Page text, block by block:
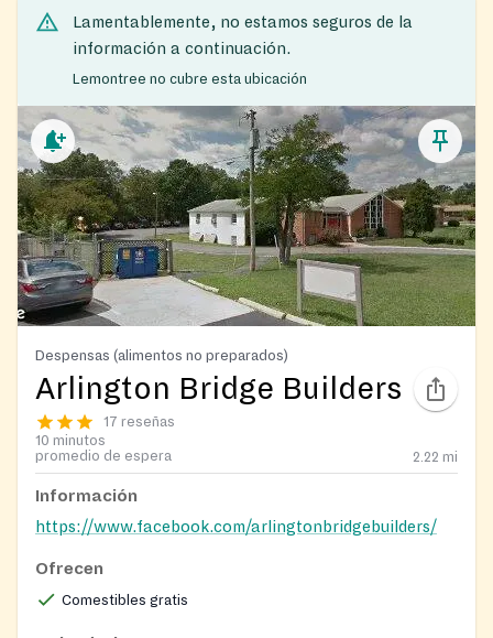
Lamentablemente, no estamos seguros de la
información a continuación.
Lemontree no cubre esta ubicación
Despensas (alimentos no preparados)
Arlington Bridge Builders
17 reseñas
10 minutos
promedio de espera
2.22 mi
Información
https://www.facebook.com/arlingtonbridgebuilders/
Ofrecen
Comestibles gratis